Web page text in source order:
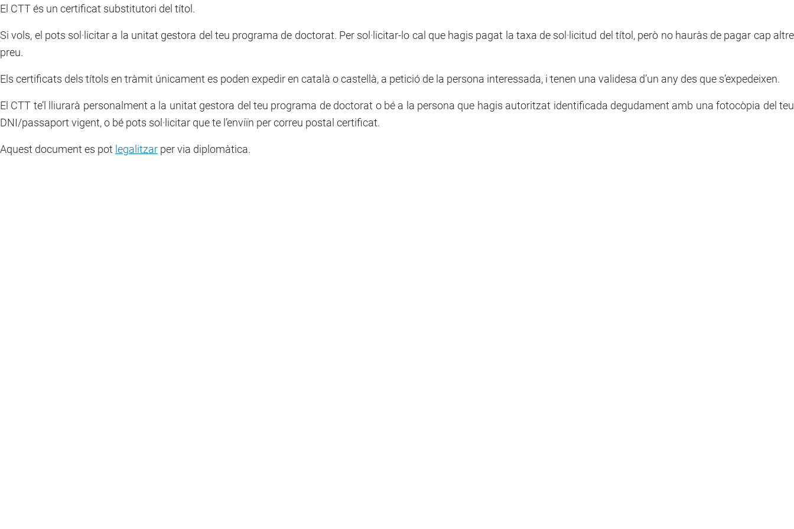
El CTT és un certificat substitutori del títol.
Si vols, el pots sol·licitar a la unitat gestora del teu programa de doctorat. Per sol·licitar-lo cal que hagis pagat la taxa de sol·licitud del títol, però no hauràs de pagar cap altre
preu.
Els certificats dels títols en tràmit únicament es poden expedir en català o castellà, a petició de la persona interessada, i tenen una validesa d’un any des que s’expedeixen.
El CTT te’l lliurarà personalment a la unitat gestora del teu programa de doctorat o bé a la persona que hagis autoritzat identificada degudament amb una fotocòpia del teu
DNI/passaport vigent, o bé pots sol·licitar que te l’enviïn per correu postal certificat.
Aquest document es pot legalitzar per via diplomàtica.